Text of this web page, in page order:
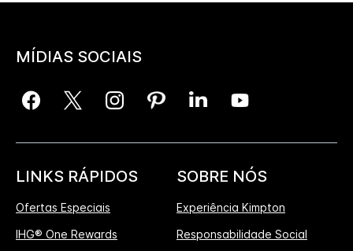
MÍDIAS SOCIAIS
LINKS RÁPIDOS
Ofertas Especiais
IHG® One Rewards
SOBRE NÓS
Experiência Kimpton
Responsabilidade Social